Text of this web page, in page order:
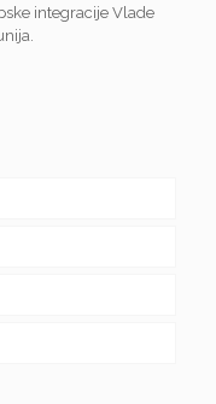
integracije Vlade